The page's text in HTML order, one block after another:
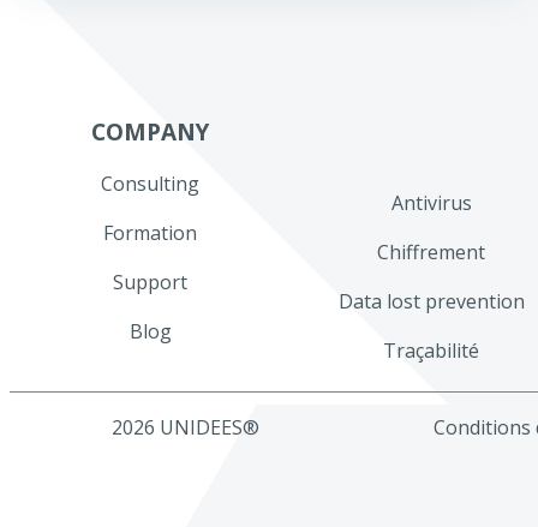
COMPANY
Consulting
Formation
Support
Blog
Antivirus
Chiffrement
Data lost prevention
Traçabilité
2026 UNIDEES® Conditions